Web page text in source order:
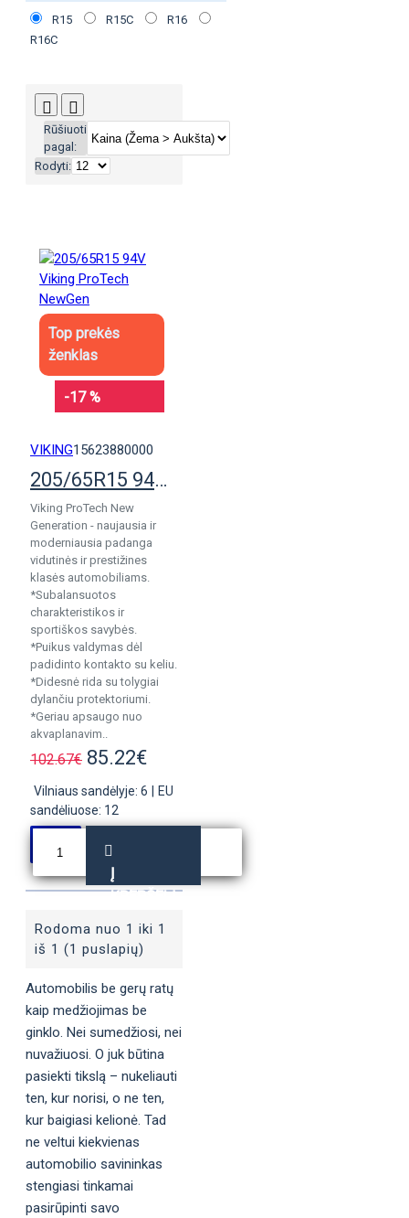
R15 R15C
R16
R16C
Rūšiuoti
pagal:
Rodyti:
Top prekės
ženklas
-17 %
VIKING15623880000
205/65R15 94V Viking ProTech NewGen
Viking ProTech New
Generation - naujausia ir
moderniausia padanga
vidutinės ir prestižines
klasės automobiliams.
*Subalansuotos
charakteristikos ir
sportiškos savybės.
*Puikus valdymas dėl
padidinto kontakto su keliu.
*Didesnė rida su tolygiai
dylančiu protektoriumi.
*Geriau apsaugo nuo
akvaplanavim..
102.67€ 85.22€
Vilniaus sandėlyje: 6
EU
sandėliuose: 12
Į
KREPŠELĮ
Rodoma nuo 1 iki 1
iš 1 (1 puslapių)
Automobilis be gerų ratų
kaip medžiojimas be
ginklo. Nei sumedžiosi, nei
nuvažiuosi. O juk būtina
pasiekti tikslą – nukeliauti
ten, kur norisi, o ne ten,
kur baigiasi kelionė. Tad
ne veltui kiekvienas
automobilio savininkas
stengiasi tinkamai
pasirūpinti savo